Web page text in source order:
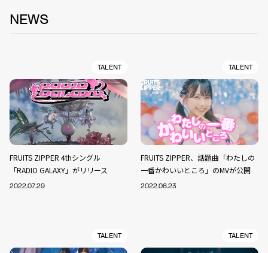
NEWS
TALENT
FRUITS ZIPPER 4thシングル
「RADIO GALAXY」がリリース
2022.07.29
TALENT
FRUITS ZIPPER、話題曲「わたしの
一番かわいいところ」のMVが公開
2022.06.23
TALENT TALENT